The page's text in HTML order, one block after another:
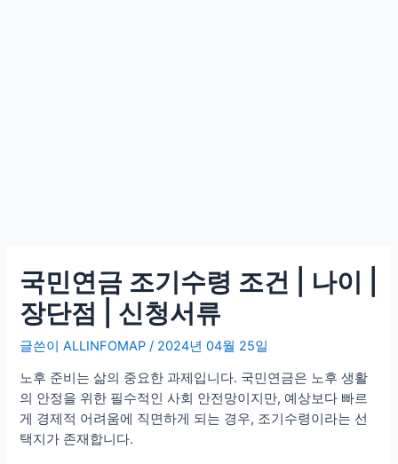
국민연금 조기수령 조건 | 나이 |
장단점 | 신청서류
글쓴이ALLINFOMAP/ 2024년 04월 25일
노후 준비는 삶의 중요한 과제입니다. 국민연금은 노후 생활
의 안정을 위한 필수적인 사회 안전망이지만, 예상보다 빠르
게 경제적 어려움에 직면하게 되는 경우, 조기수령이라는 선
택지가 존재합니다.